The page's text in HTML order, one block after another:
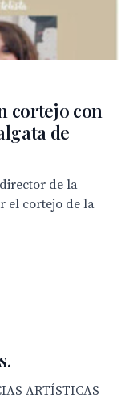
cortejo con
de
de la
el cortejo de la
ARTÍSTICAS